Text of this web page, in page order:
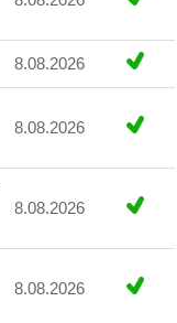
8.08.2026
8.08.2026
8.08.2026
8.08.2026